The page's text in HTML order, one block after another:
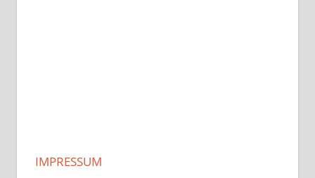
IMPRESSUM